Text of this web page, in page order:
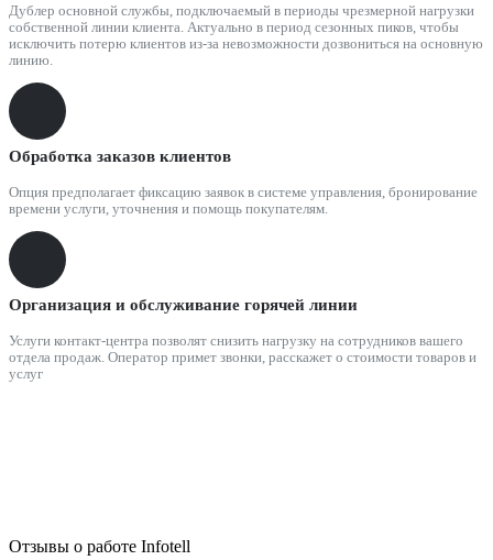
Дублер основной службы, подключаемый в периоды чрезмерной нагрузки
собственной линии клиента. Актуально в период сезонных пиков, чтобы
исключить потерю клиентов из-за невозможности дозвониться на основную
линию.
Обработка заказов клиентов
Опция предполагает фиксацию заявок в системе управления, бронирование
времени услуги, уточнения и помощь покупателям.
Организация и обслуживание горячей линии
Услуги контакт-центра позволят снизить нагрузку на сотрудников вашего
отдела продаж. Оператор примет звонки, расскажет о стоимости товаров и
услуг
Отзывы о работе Infotell